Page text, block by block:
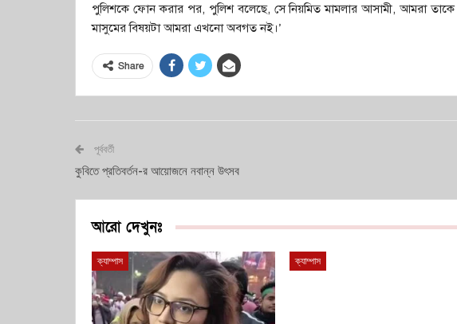
পুলিশকে ফোন করার পর, পুলিশ বলেছে, সে নিয়মিত মামলার আসামী, আমরা তাকে
মাসুমের বিষয়টা আমরা এখনো অবগত নই।’
Share
পূর্ববর্তী
কুবিতে প্রতিবর্তন-র আয়োজনে নবান্ন উৎসব
আরো দেখুনঃ
ক্যাম্পাস ক্যাম্পাস